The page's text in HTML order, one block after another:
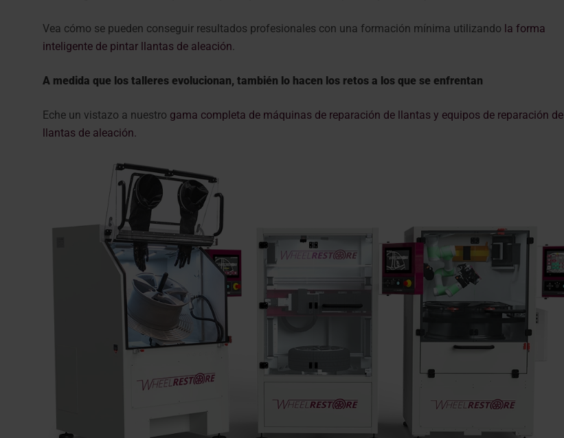
Vea cómo se pueden conseguir resultados profesionales con una formación mínima utilizando la forma
inteligente de pintar llantas de aleación.
A medida que los talleres evolucionan, también lo hacen los retos a los que se enfrentan
Eche un vistazo a nuestro gama completa de máquinas de reparación de llantas y equipos de reparación de
llantas de aleación.